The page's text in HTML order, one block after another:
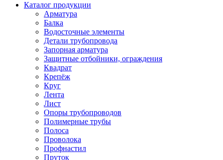
Каталог продукции
Арматура
Балка
Водосточные элементы
Детали трубопровода
Запорная арматура
Защитные отбойники, ограждения
Квадрат
Крепёж
Круг
Лента
Лист
Опоры трубопроводов
Полимерные трубы
Полоса
Проволока
Профнастил
Пруток